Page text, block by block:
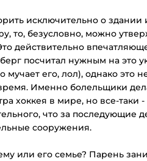
исключительно о здании
то, безусловно, можно
действительно
посчитал нужным на это
его, лол), однако это
Именно болельщики
хоккея в мире, но все-таки -
что за последующие
сооружения.
или его семье? Парень